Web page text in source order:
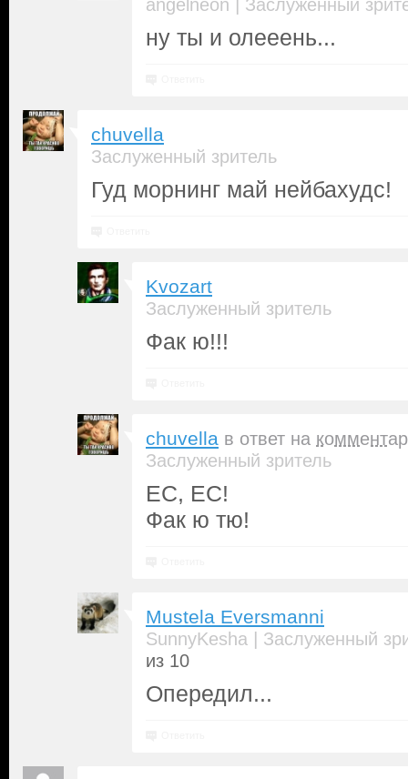
angelneon | Заслуженный
ну ты и олееень...
chuvella
Заслуженный зритель
Гуд морнинг май нейбахудс!
Kvozart
Заслуженный зритель
Фак ю!!!
chuvella в ответ на
Заслуженный зритель
ЕС, ЕС!
Фак ю тю!
Mustela Eversmanni
SunnyKesha | Заслуженный
из 10
Опередил...